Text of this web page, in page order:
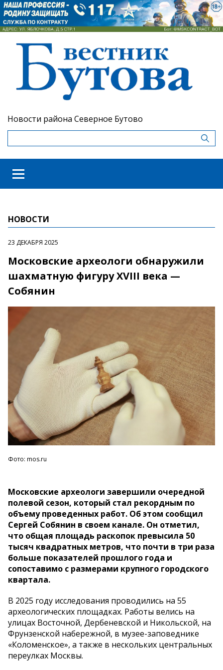
Новости района Северное Бутово
НОВОСТИ
23 ДЕКАБРЯ 2025
Московские археологи обнаружили
шахматную фигуру XVIII века —
Собянин
Фото: mos.ru
Московские археологи завершили очередной
полевой сезон, который стал рекордным по
объему проведенных работ. Об этом сообщил
Сергей Собянин в своем канале. Он отметил,
что общая площадь раскопок превысила 50
тысяч квадратных метров, что почти в три раза
больше показателей прошлого года и
сопоставимо с размерами крупного городского
квартала.
В 2025 году исследования проводились на 55
археологических площадках. Работы велись на
улицах Восточной, Дербеневской и Никольской, на
Фрунзенской набережной, в музее-заповеднике
«Коломенское», а также в нескольких центральных
переулках Москвы.